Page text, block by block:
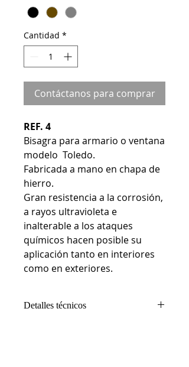
Cantidad *
Contáctanos para comprar
REF. 4
Bisagra para armario o ventana
modelo Toledo.
Fabricada a mano en chapa de
hierro.
Gran resistencia a la corrosión,
a rayos ultravioleta e
inalterable a los ataques
químicos hacen posible su
aplicación tanto en interiores
como en exteriores.
Detalles técnicos